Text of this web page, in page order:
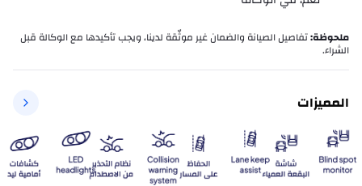
ملحوظة:تفاصيل الصيانة والضمان غير موثّقة لدينا، ويجب تأكيدها مع الوكالة قبل
الشراء.
المميزات